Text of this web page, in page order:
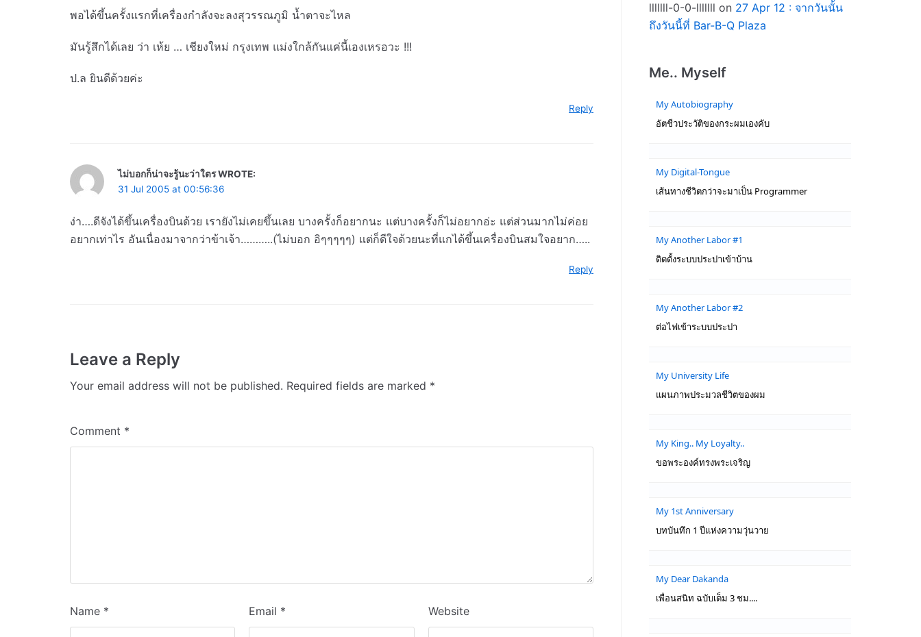
พอได้ขึ้นครั้งแรกที่เครื่องกำลังจะลงสุวรรณภูมิ น้ำตาจะไหล
มันรู้สึกได้เลย ว่า เห้ย … เชียงใหม่ กรุงเทพ แม่งใกล้กันแค่นี้เองเหรอวะ !!!
ป.ล ยินดีด้วยค่ะ
Reply
ไม่บอกก็น่าจะรู้นะว่าใตร WROTE:
31 Jul 2005 at 00:56:36
ง่า….ดีจังได้ขึ้นเครื่องบินด้วย เรายังไม่เคยขึ้นเลย บางครั้งก็อยากนะ แต่บางครั้งก็ไม่อยากอ่ะ แต่ส่วนมากไม่ค่อย
อยากเท่าไร อันเนื่องมาจากว่าข้าเจ้า………..(ไม่บอก อิๆๆๆๆๆ) แต่ก็ดีใจด้วยนะที่แกได้ขึ้นเครื่องบินสมใจอยาก…..
Reply
Leave a Reply
Your email address will not be published. Required fields are marked *
Comment *
Name * Email * Website
lllllll-0-0-lllllll on 27 Apr 12 : จากวันนั้น
ถึงวันนี้ที่ Bar-B-Q Plaza
Me.. Myself
My Autobiography
อัตชีวประวัติของกระผมเองคับ
My Digital-Tongue
เส้นทางชีวิตกว่าจะมาเป็น Programmer
My Another Labor #1
ติดตั้งระบบประปาเข้าบ้าน
My Another Labor #2
ต่อไฟเข้าระบบประปา
My University Life
แผนภาพประมวลชีวิตของผม
My King.. My Loyalty..
ขอพระองค์ทรงพระเจริญ
My 1st Anniversary
บทบันทึก 1 ปีแห่งความวุ่นวาย
My Dear Dakanda
เพื่อนสนิท ฉบับเต็ม 3 ชม....